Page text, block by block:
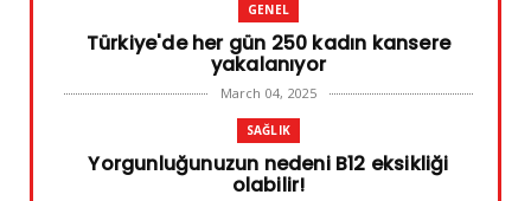
GENEL
Türkiye'de her gün 250 kadın kansere
yakalanıyor
March 04, 2025
SAĞLIK
Yorgunluğunuzun nedeni B12 eksikliği
olabilir!